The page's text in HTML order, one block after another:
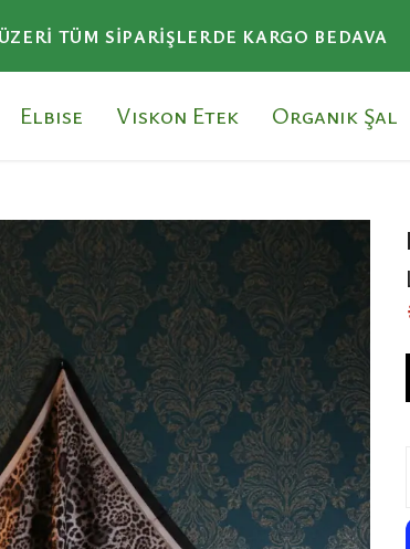
TÜM SIPARIŞLERDE KARGO BEDAVA
Elbise Viskon Etek Organik Şal